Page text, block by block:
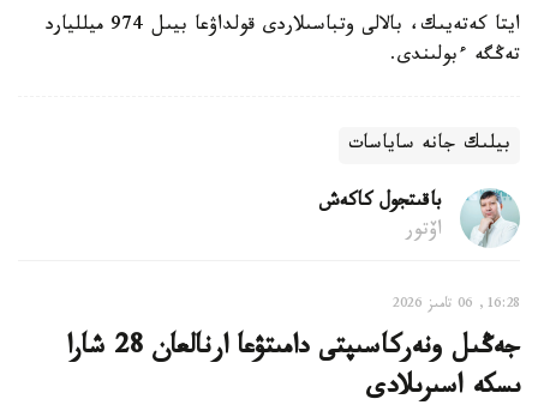
ايتا كەتەيىك، بالالى وتباسىلاردى قولداۋعا بيىل 974 ميلليارد
تەڭگە ءبولىندى.
بيلىك جانە ساياسات
باقىتجول كاكەش
اۆتور
16:28, 06 تامىز 2026
جەڭىل ونەركاسىپتى دامىتۋعا ارنالعان 28 شارا
ىسكە اسىرىلادى